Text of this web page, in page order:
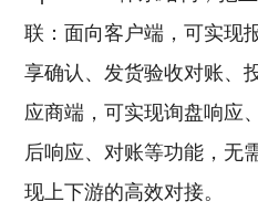
联：面向客户端，可实现
享确认、发货验收对账、
应商端，可实现询盘响应
后响应、对账等功能，无
现上下游的高效对接。